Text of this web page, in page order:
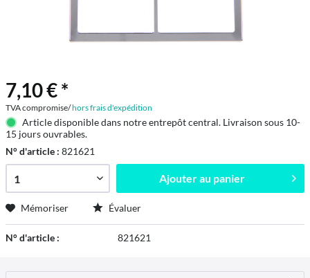
7,10 € *
TVA compromise/hors frais d'expédition
Article disponible dans notre entrepôt central. Livraison sous 10-
15 jours ouvrables.
N° d'article : 821621
Ajouter au panier
Mémoriser Évaluer
N° d'article : 821621